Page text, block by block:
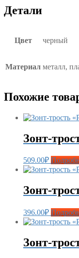
Детали
Цвет черный
Материал металл,
Похожие
Зонт-
509.00₽
Зонт-
396.00₽
Зонт-